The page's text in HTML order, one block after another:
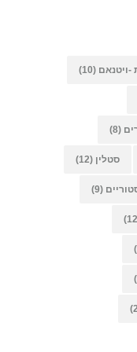
ויטנאם (10)
(8)
סטלין (12)
(9)